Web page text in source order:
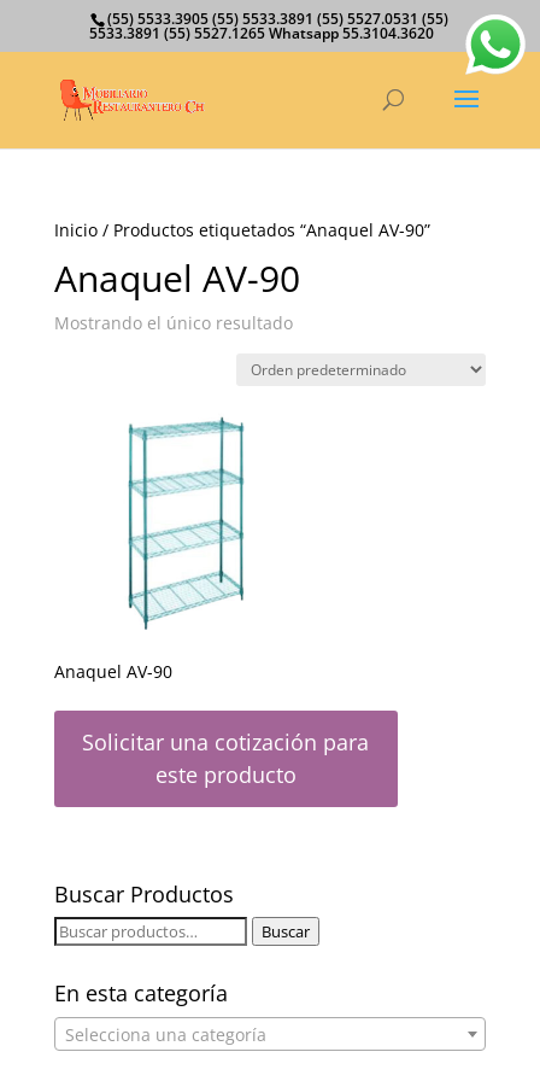
(55) 5533.3905 (55) 5533.3891 (55) 5527.0531 (55)
5533.3891 (55) 5527.1265 Whatsapp 55.3104.3620
Inicio/ Productos etiquetados “Anaquel AV-90”
Anaquel AV-90
Mostrando el único resultado
Anaquel AV-90
Solicitar una cotización para
este producto
Buscar Productos
Buscar
Buscar
En esta categoría
Selecciona una categoría